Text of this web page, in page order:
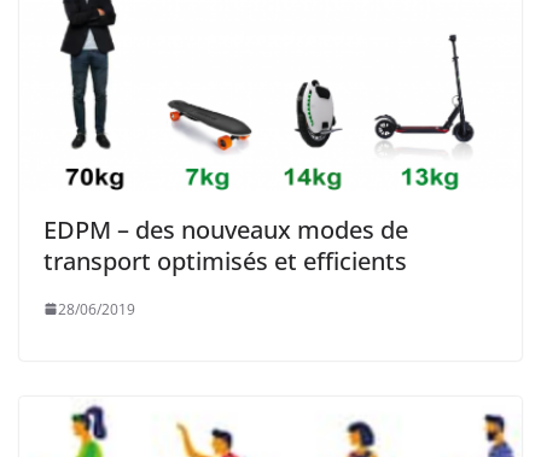
EDPM – des nouveaux modes de
transport optimisés et efficients
28/06/2019